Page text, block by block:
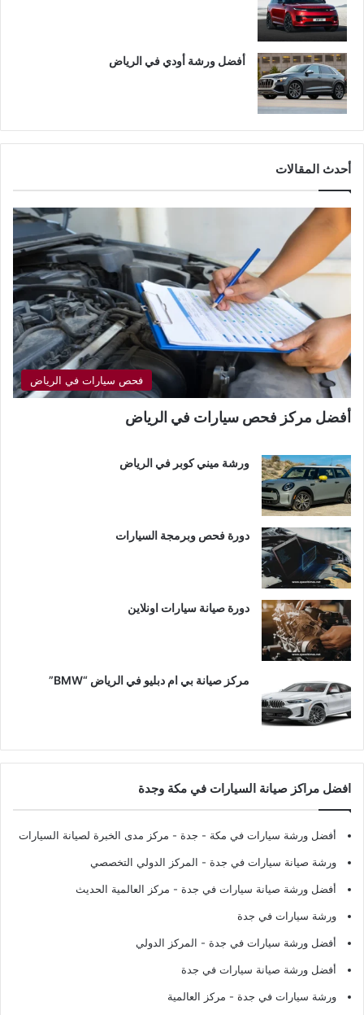
أفضل ورشة أودي في الرياض
أحدث المقالات
فحص سيارات في الرياض
أفضل مركز فحص سيارات في الرياض
ورشة ميني كوبر في الرياض
دورة فحص وبرمجة السيارات
دورة صيانة سيارات اونلاين
مركز صيانة بي ام دبليو في الرياض “BMW”
افضل مراكز صيانة السيارات في مكة وجدة
أفضل ورشة سيارات في مكة - جدة - مركز مدى الخبرة لصيانة السيارات
ورشة صيانة سيارات في جدة - المركز الدولي التخصصي
أفضل ورشة صيانة سيارات في جدة - مركز العالمية الحديث
ورشة سيارات في جدة
أفضل ورشة سيارات في جدة - المركز الدولي
أفضل ورشة صيانة سيارات في جدة
ورشة سيارات في جدة - مركز العالمية